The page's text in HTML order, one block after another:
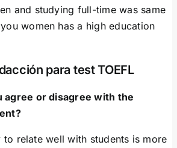
and studying full-time was same
women has a high education
para test TOEFL
agree or disagree with the
to relate well with students is more